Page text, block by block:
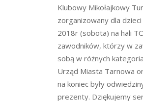
Klubowy Mikołajkowy
zorganizowany dla
2018r (sobota) na hali
zawodników, którzy w
sobą w różnych
Urząd Miasta Tarnowa
na koniec były
prezenty. Dziękujemy